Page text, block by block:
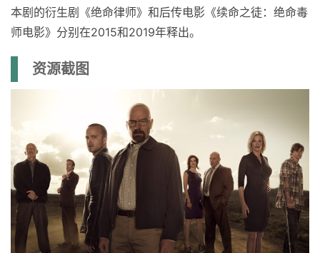
本剧的衍生剧《绝命律师》和后传电影《续命之徒：绝命毒
师电影》分别在2015和2019年释出。
资源截图